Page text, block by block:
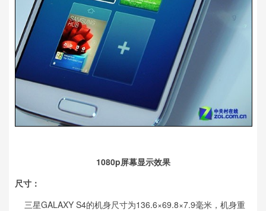
1080p屏幕显示效果
尺寸：
三星GALAXY S4的机身尺寸为136.6×69.8×7.9毫米，机身重